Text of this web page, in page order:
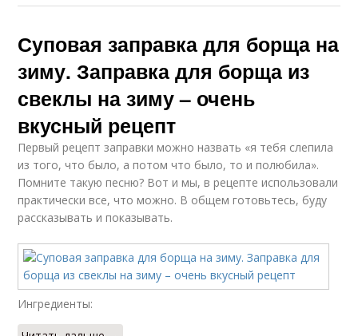
Суповая заправка для борща на
зиму. Заправка для борща из
свеклы на зиму – очень
вкусный рецепт
Первый рецепт заправки можно назвать «я тебя слепила
из того, что было, а потом что было, то и полюбила».
Помните такую песню? Вот и мы, в рецепте использовали
практически все, что можно. В общем готовьтесь, буду
рассказывать и показывать.
Ингредиенты: